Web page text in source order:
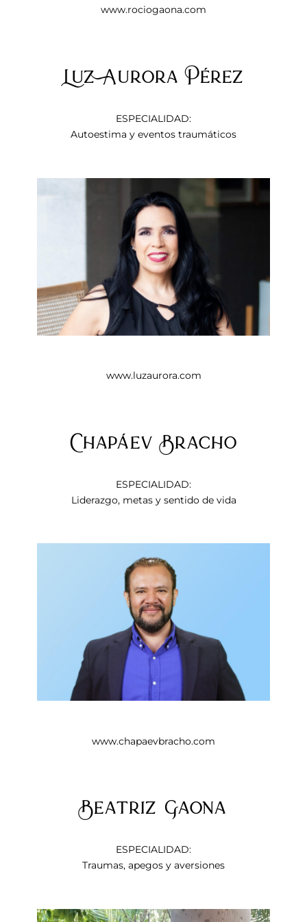
www.rociogaona.com
Luz Aurora Pérez
ESPECIALIDAD:
Autoestima y eventos traumáticos
www.luzaurora.com
Chapáev Bracho
ESPECIALIDAD:
Liderazgo, metas y sentido de vida
www.chapaevbracho.com
Beatriz Gaona
ESPECIALIDAD:
Traumas, apegos y aversiones